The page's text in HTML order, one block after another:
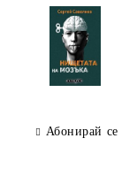
Абонирай се